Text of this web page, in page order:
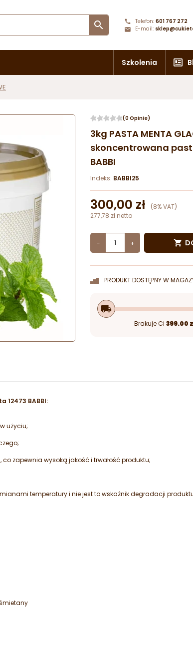
 Telefon: 601 767 272
E-mail:
Szkolenia
(0 Opinie)
3kg PASTA MENTA
skoncentrowana
BABBI
Indeks: BABBI25
300,00 zł (8% VAT)
277,78 zł netto
- + 
PRODUKT DOSTĘPNY W
local_shipping
Brakuje Ci 399.00
12473 BABBI:
użyciu;
zapewnia wysoką jakość i trwałość produktu;
temperatury i nie jest to wskaźnik degradacji